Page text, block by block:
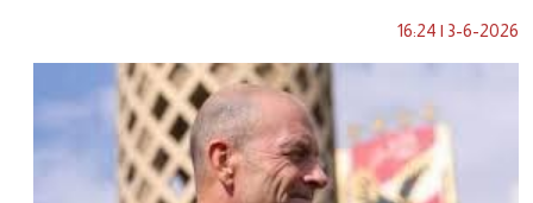
3-6-2026
|
16:24